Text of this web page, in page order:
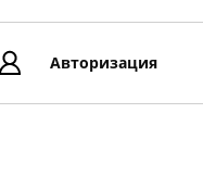
Авторизация